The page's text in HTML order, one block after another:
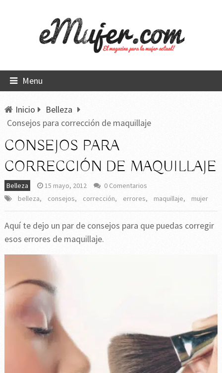
Menu
Inicio
Belleza
Consejos para corrección de maquillaje
CONSEJOS PARA
CORRECCIÓN DE MAQUILLAJE
Belleza 15 mayo, 2012
0 Comentarios
belleza, consejos, corrección, errores, maquillaje, mujer
Aquí te dejo un par de consejos para que puedas corregir
esos errores de maquillaje.